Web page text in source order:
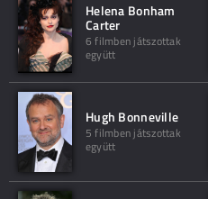
Helena Bonham
Carter
6 filmben játszottak
együtt
Hugh Bonneville
5 filmben játszottak
együtt